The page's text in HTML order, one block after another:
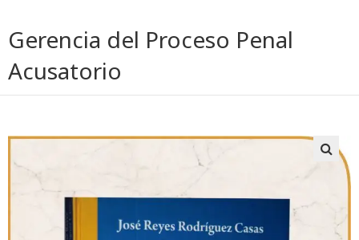
Gerencia del Proceso Penal
Acusatorio